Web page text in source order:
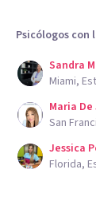
Psicólogos con
Sandra
Miami,
Maria
San
Jessica
Florida,